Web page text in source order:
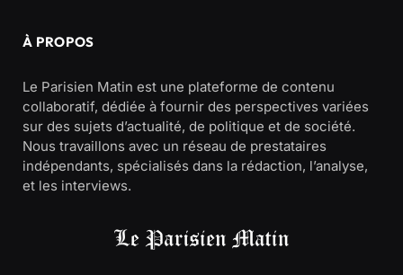
À PROPOS
Le Parisien Matin est une plateforme de contenu
collaboratif, dédiée à fournir des perspectives variées
sur des sujets d’actualité, de politique et de société.
Nous travaillons avec un réseau de prestataires
indépendants, spécialisés dans la rédaction, l’analyse,
et les interviews.